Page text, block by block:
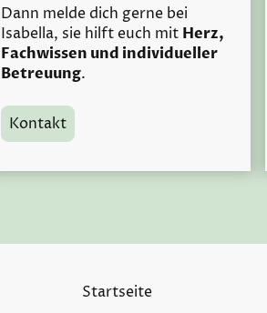
Dann melde dich gerne bei
Isabella, sie hilft euch mit Herz,
Fachwissen und individueller
Betreuung.
Kontakt
Startseite